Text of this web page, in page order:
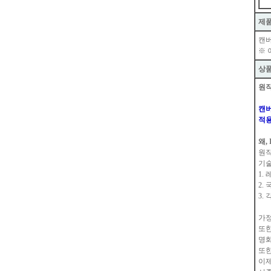
제
캔
※
상
원
캔
적
왜,
원
기
1.
2.
3.
가
또
명
또
이